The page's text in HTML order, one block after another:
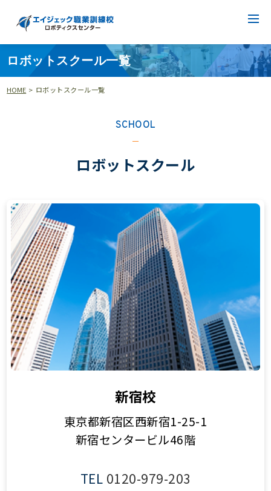
ロボットスクール一覧
HOME > ロボットスクール一覧
SCHOOL
ロボットスクール
新宿校
東京都新宿区西新宿1-25-1
新宿センタービル46階
TEL 0120-979-203